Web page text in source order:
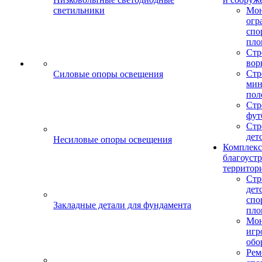
светильники
Силовые опоры освещения
Несиловые опоры освещения
Закладные детали для фундамента